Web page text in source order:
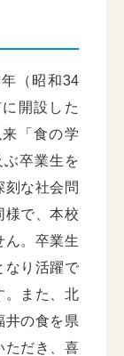
（昭和34
開設した
「食の学
卒業生を
刻な社会問
様で、本校
ん。卒業生
なり活躍で
。また、北
井の食を県
ただき、喜